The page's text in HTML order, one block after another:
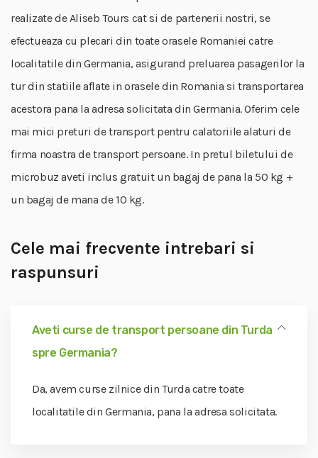
realizate de Aliseb Tours cat si de partenerii nostri, se
efectueaza cu plecari din toate orasele Romaniei catre
localitatile din Germania, asigurand preluarea pasagerilor la
tur din statiile aflate in orasele din Romania si transportarea
acestora pana la adresa solicitata din Germania. Oferim cele
mai mici preturi de transport pentru calatoriile alaturi de
firma noastra de transport persoane. In pretul biletului de
microbuz aveti inclus gratuit un bagaj de pana la 50 kg +
un bagaj de mana de 10 kg.
Cele mai frecvente intrebari si
raspunsuri
Aveti curse de transport persoane din Turda
spre Germania?
Da, avem curse zilnice din Turda catre toate
localitatile din Germania, pana la adresa solicitata.